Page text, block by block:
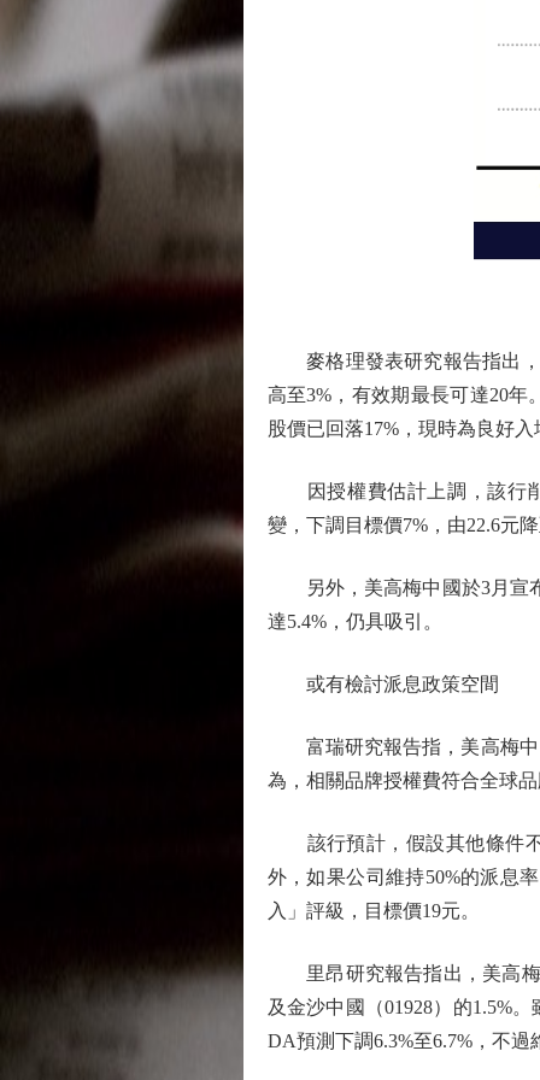
麥格理發表研究報告指出，
高至3%，有效期最長可達20
股價已回落17%，現時為良好入
因授權費估計上調，該行削
變，下調目標價7%，由22.6元
另外，美高梅中國於3月宣布
達5.4%，仍具吸引。
或有檢討派息政策空間
富瑞研究報告指，美高梅中
為，相關品牌授權費符合全球
該行預計，假設其他條件不
外，如果公司維持50%的派息
入」評級，目標價19元。
里昂研究報告指出，美高梅
及金沙中國（01928）的1.5%
DA預測下調6.3%至6.7%，不過